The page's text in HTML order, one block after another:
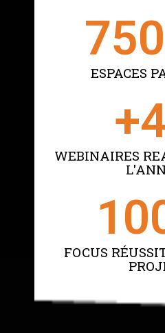
750
ESPACES
+
WEBINAIRES
FOCUS